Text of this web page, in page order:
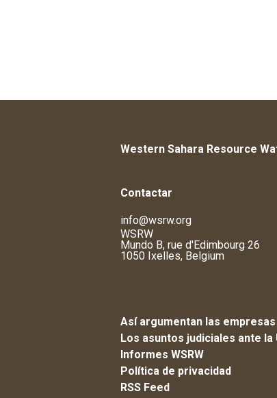
Western Sahara Resource
Contactar
info@wsrw.org
WSRW
Mundo B, rue d'Edimbourg 26
1050 Ixelles, Belgium
Así argumentan las empresas
Los asuntos judiciales ante la
Informes WSRW
Política de privacidad
RSS Feed